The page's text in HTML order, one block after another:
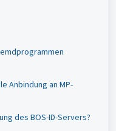
Anbindung an MP-
des BOS-ID-Servers?